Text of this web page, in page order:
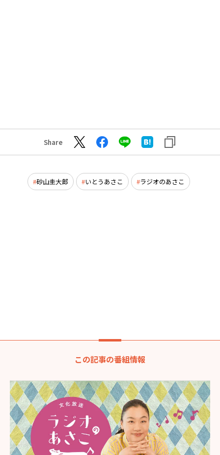
Share
砂山圭大郎 いとうあさこ ラジオのあさこ
この記事の番組情報